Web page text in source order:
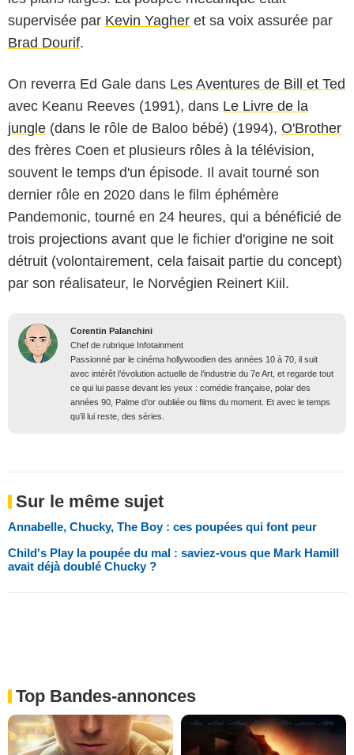
supervisée par Kevin Yagher et sa voix assurée par
Brad Dourif.
On reverra Ed Gale dans Les Aventures de Bill et Ted
avec Keanu Reeves (1991), dans Le Livre de la
jungle (dans le rôle de Baloo bébé) (1994), O'Brother
des frères Coen et plusieurs rôles à la télévision,
souvent le temps d'un épisode. Il avait tourné son
dernier rôle en 2020 dans le film éphémère
Pandemonic, tourné en 24 heures, qui a bénéficié de
trois projections avant que le fichier d'origine ne soit
détruit (volontairement, cela faisait partie du concept)
par son réalisateur, le Norvégien Reinert Kiil.
Corentin Palanchini
Chef de rubrique Infotainment
Passionné par le cinéma hollywoodien des années 10 à 70, il suit
avec intérêt l’évolution actuelle de l’industrie du 7e Art, et regarde tout
ce qui lui passe devant les yeux : comédie française, polar des
années 90, Palme d’or oubliée ou films du moment. Et avec le temps
qu’il lui reste, des séries.
Sur le même sujet
Annabelle, Chucky, The Boy : ces poupées qui font peur
Child's Play la poupée du mal : saviez-vous que Mark Hamill
avait déjà doublé Chucky ?
Top Bandes-annonces